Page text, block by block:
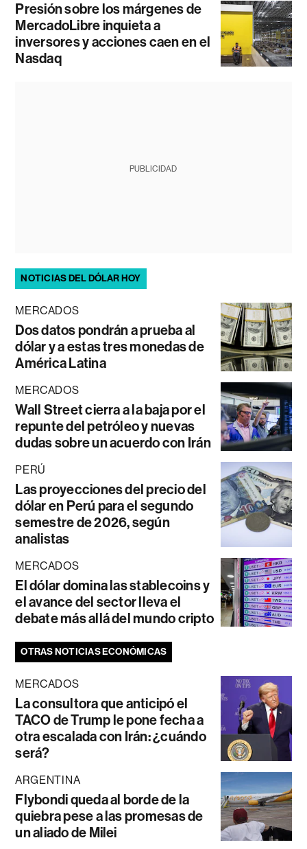
Presión sobre los márgenes de
MercadoLibre inquieta a
inversores y acciones caen en el
Nasdaq
PUBLICIDAD
NOTICIAS DEL DÓLAR HOY
MERCADOS
Dos datos pondrán a prueba al
dólar y a estas tres monedas de
América Latina
MERCADOS
Wall Street cierra a la baja por el
repunte del petróleo y nuevas
dudas sobre un acuerdo con Irán
PERÚ
Las proyecciones del precio del
dólar en Perú para el segundo
semestre de 2026, según
analistas
MERCADOS
El dólar domina las stablecoins y
el avance del sector lleva el
debate más allá del mundo cripto
OTRAS NOTICIAS ECONÓMICAS
MERCADOS
La consultora que anticipó el
TACO de Trump le pone fecha a
otra escalada con Irán: ¿cuándo
será?
ARGENTINA
Flybondi queda al borde de la
quiebra pese a las promesas de
un aliado de Milei